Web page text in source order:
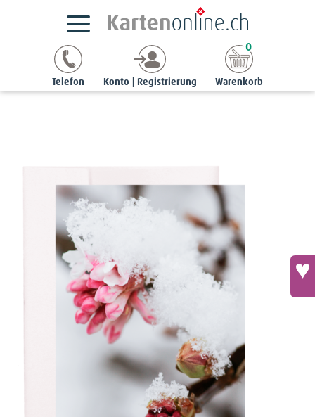
Telefon Konto | Registrierung Warenkorb
0
noble | 12 x 17 cm
Noble-Karte - Schneeball-Blüten